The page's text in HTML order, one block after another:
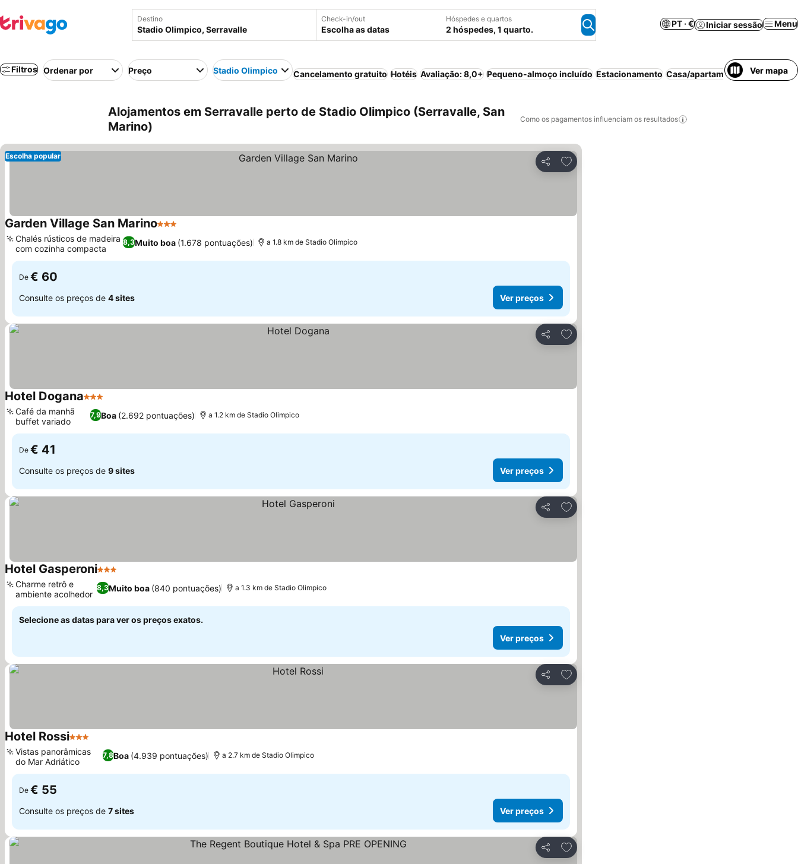
Destino Check-in/out
Escolha as datas
Hóspedes e quartos
2 hóspedes, 1 quarto.
PT · € Iniciar sessão Menu
Filtros Ordenar por Preço Stadio Olimpico Cancelamento gratuito Hotéis Avaliação: 8,0+ Pequeno-almoço incluído Estacionamento Casa/apartamento inteiro
Ver mapa
Alojamentos em Serravalle perto de Stadio Olimpico (Serravalle, San
Marino)
Como os pagamentos influenciam os resultados
Partilhar
Adicionar aos favoritos
Escolha popular
Garden Village San Marino3 Estrelas
8,3Muito boa (1.678 pontuações)
Chalés rústicos de madeira
com cozinha compacta
a 1.8 km de Stadio Olimpico
De € 60
Consulte os preços de 4 sites Ver preços
Partilhar
Adicionar aos favoritos
Hotel Dogana3 Estrelas
7,9Boa (2.692 pontuações)
Café da manhã
buffet variado
a 1.2 km de Stadio Olimpico
De € 41
Consulte os preços de 9 sites Ver preços
Partilhar
Adicionar aos favoritos
Hotel Gasperoni3 Estrelas
8,3Muito boa (840 pontuações)
Charme retrô e
ambiente acolhedor
a 1.3 km de Stadio Olimpico
Selecione as datas para ver os preços exatos.
Ver preços
Partilhar
Adicionar aos favoritos
Hotel Rossi3 Estrelas
7,8Boa (4.939 pontuações)
Vistas panorâmicas
do Mar Adriático
a 2.7 km de Stadio Olimpico
De € 55
Consulte os preços de 7 sites Ver preços
Partilhar
Adicionar aos favoritos